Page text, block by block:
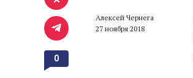
Алексей Чернега
27 ноября 2018
0